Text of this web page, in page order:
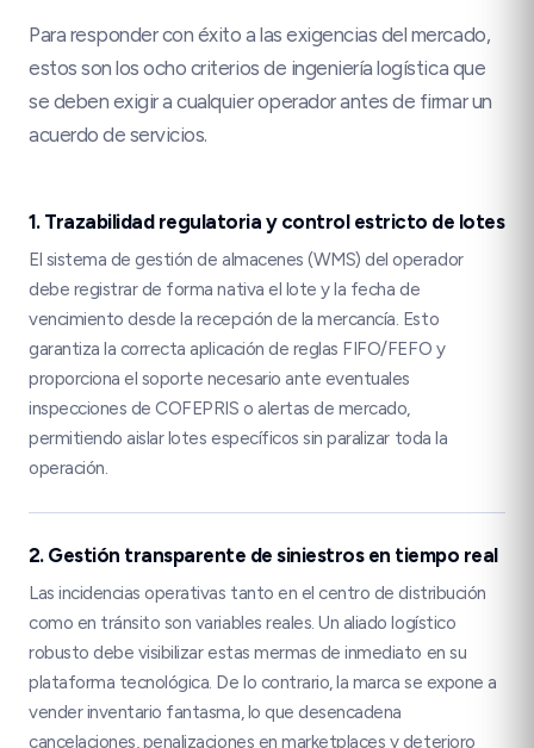
Para responder con éxito a las exigencias del mercado,
estos son los ocho criterios de ingeniería logística que
se deben exigir a cualquier operador antes de firmar un
acuerdo de servicios.
1. Trazabilidad regulatoria y control estricto de lotes
El sistema de gestión de almacenes (WMS) del operador
debe registrar de forma nativa el lote y la fecha de
vencimiento desde la recepción de la mercancía. Esto
garantiza la correcta aplicación de reglas FIFO/FEFO y
proporciona el soporte necesario ante eventuales
inspecciones de COFEPRIS o alertas de mercado,
permitiendo aislar lotes específicos sin paralizar toda la
operación.
2. Gestión transparente de siniestros en tiempo real
Las incidencias operativas tanto en el centro de distribución
como en tránsito son variables reales. Un aliado logístico
robusto debe visibilizar estas mermas de inmediato en su
plataforma tecnológica. De lo contrario, la marca se expone a
vender inventario fantasma, lo que desencadena
cancelaciones, penalizaciones en marketplaces y deterioro